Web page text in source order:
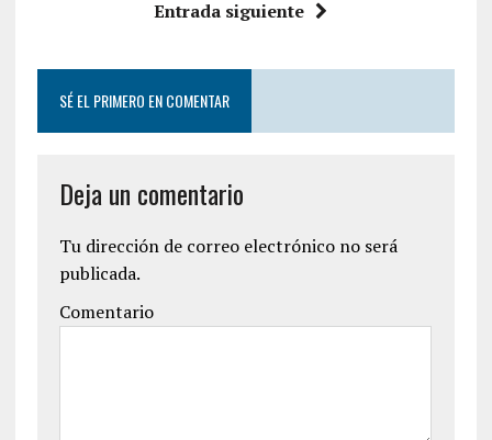
Entrada siguiente
SÉ EL PRIMERO EN COMENTAR
Deja un comentario
Tu dirección de correo electrónico no será
publicada.
Comentario